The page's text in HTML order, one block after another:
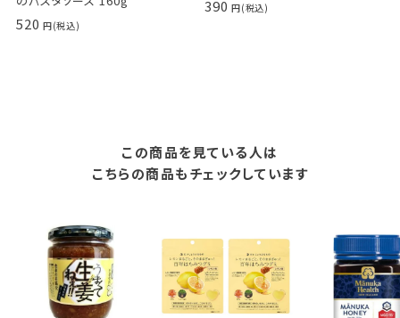
520
390
この商品を見ている人は
こちらの商品もチェックしています